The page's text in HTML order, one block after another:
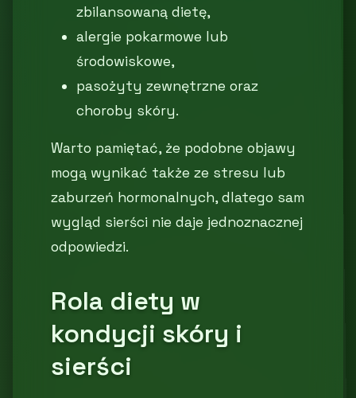
zbilansowaną dietę,
alergie pokarmowe lub
środowiskowe,
pasożyty zewnętrzne oraz
choroby skóry.
Warto pamiętać, że podobne objawy
mogą wynikać także ze stresu lub
zaburzeń hormonalnych, dlatego sam
wygląd sierści nie daje jednoznacznej
odpowiedzi.
Rola diety w
kondycji skóry i
sierści